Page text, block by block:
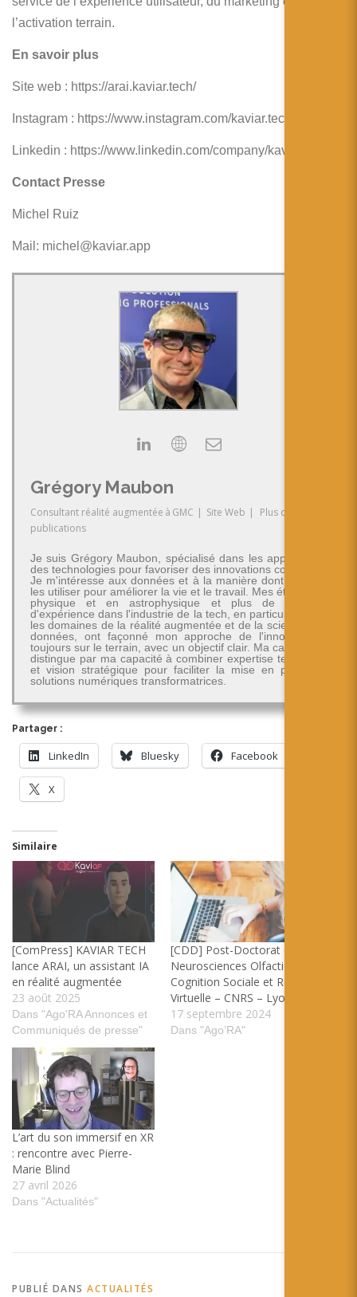
l’activation terrain.
En savoir plus
Site web : https://arai.kaviar.tech/
Instagram : https://www.instagram.com/kaviar.tech/
Linkedin : https://www.linkedin.com/company/kaviar-tech/
Contact Presse
Michel Ruiz
Mail: michel@kaviar.app
Grégory Maubon
Consultant réalité augmentée à GMC | Site Web |
Plus de
publications
Je suis Grégory Maubon, spécialisé dans les applications
des technologies pour favoriser des innovations concrètes.
Je m'intéresse aux données et à la manière dont on peut
les utiliser pour améliorer la vie et le travail. Mes études en
physique et en astrophysique et plus de 30 ans
d'expérience dans l'industrie de la tech, en particulier dans
les domaines de la réalité augmentée et de la science des
données, ont façonné mon approche de l'innovation -
toujours sur le terrain, avec un objectif clair. Ma carrière se
distingue par ma capacité à combiner expertise technique
et vision stratégique pour faciliter la mise en place de
solutions numériques transformatrices.
Partager :
LinkedIn Bluesky Facebook
X
Similaire
[ComPress] KAVIAR TECH
lance ARAI, un assistant IA
en réalité augmentée
23 août 2025
Dans "Ago'RA Annonces et
Communiqués de presse"
[CDD] Post-Doctorat en
Neurosciences Olfaction
Cognition Sociale et Réalité
Virtuelle – CNRS – Lyon
17 septembre 2024
Dans "Ago’RA"
L’art du son immersif en XR
: rencontre avec Pierre-
Marie Blind
27 avril 2026
Dans "Actualités"
PUBLIÉ DANS ACTUALITÉS